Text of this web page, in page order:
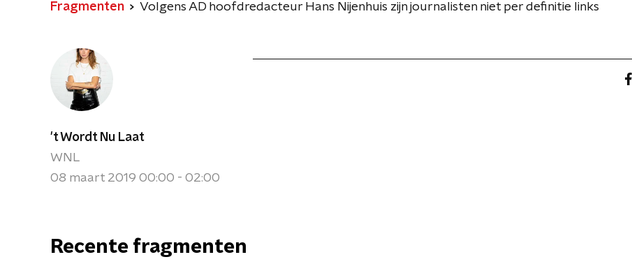
Fragmenten Volgens AD hoofdredacteur Hans Nijenhuis zijn journalisten niet per definitie links
't Wordt Nu Laat
WNL
08 maart 2019 00:00 - 02:00
Recente fragmenten